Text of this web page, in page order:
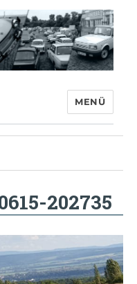
MENÜ
202735